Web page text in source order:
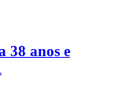
38 anos e